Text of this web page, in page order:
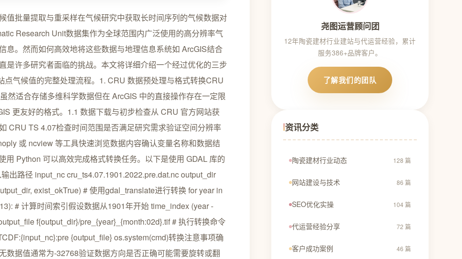
值批量提取与重采样在气候研究中获取长时间序列的气候数据对
Research Unit数据集作为全球范围内广泛使用的高分辨率气
息。然而如何高效地将这些数据与地理信息系统如 ArcGIS结合
是许多研究者面临的挑战。本文将详细介绍一个经过优化的三步
气候值的完整处理流程。1. CRU 数据预处理与格式转换CRU
然适合存储多维科学数据但在 ArcGIS 中的直接操作存在一定限
更友好的格式。1.1 数据下载与初步检查从 CRU 官方网站获
CRU TS 4.07检查时间范围是否满足研究需求验证空间分辨率
或 ncview 等工具快速浏览数据内容确认变量名称和数据结
用 Python 可以高效完成格式转换任务。以下是使用 GDAL 库的
出路径 input_nc cru_ts4.07.1901.2022.pre.dat.nc output_dir
exist_okTrue) # 使用gdal_translate进行转换 for year in
# 计算时间索引假设数据从1901年开始 time_index (year -
f{output_dir}/pre_{year}_{month:02d}.tif # 执行转换命令
{output_file} os.system(cmd)转换注意事项确
数据值通常为-32768验证数据方向是否正确可能需要旋转或翻
尧图运营顾问团
12年陶瓷建材行业建站与代运营经验，累计
服务386+品牌客户。
了解我们的团队
资讯分类
陶瓷建材行业动态 128 篇
网站建设与技术 86 篇
SEO优化实操 104 篇
代运营经验分享 72 篇
客户成功案例 46 篇